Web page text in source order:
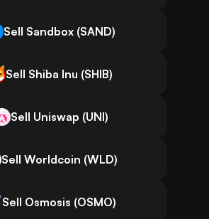
Sell Sandbox (SAND)
Sell Shiba Inu (SHIB)
Sell Uniswap (UNI)
Sell Worldcoin (WLD)
Sell Osmosis (OSMO)